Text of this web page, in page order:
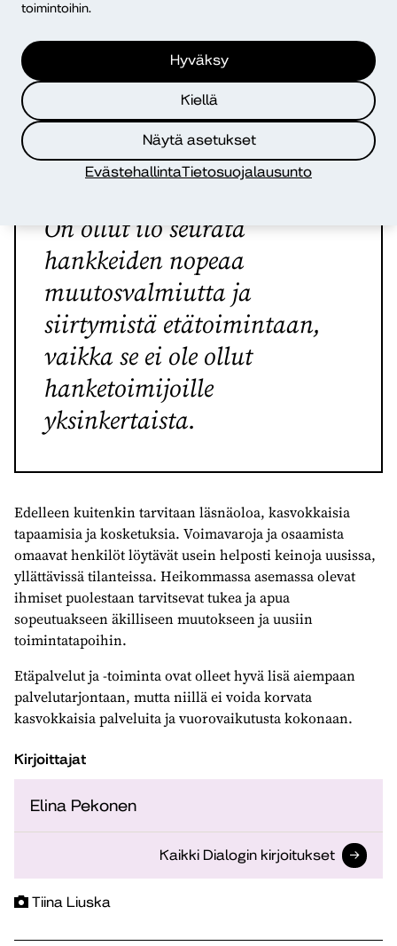
toimintoihin.
Hyväksy
Kiellä
Näytä asetukset
EvästehallintaTietosuojalausunto
Useat etätyöskentelykäytännöt jäävät elämään
koronaepidemian jälkeen ja ovat jo näin lyhyelläkin
aikaperspektiivillä tarkasteltuna juurtuneita käytäntöjä.
Kehittämistyön myötä hankkeissa tarjotaan uusia
toimintaympäristöjä kohdennetusti, tuetaan ihmisten
arkea ja vahvistetaan osallisuutta.
On ollut ilo seurata
hankkeiden nopeaa
muutosvalmiutta ja
siirtymistä etätoimintaan,
vaikka se ei ole ollut
hanketoimijoille
yksinkertaista.
Edelleen kuitenkin tarvitaan läsnäoloa, kasvokkaisia
tapaamisia ja kosketuksia. Voimavaroja ja osaamista
omaavat henkilöt löytävät usein helposti keinoja uusissa,
yllättävissä tilanteissa. Heikommassa asemassa olevat
ihmiset puolestaan tarvitsevat tukea ja apua
sopeutuakseen äkilliseen muutokseen ja uusiin
toimintatapoihin.
Etäpalvelut ja -toiminta ovat olleet hyvä lisä aiempaan
palvelutarjontaan, mutta niillä ei voida korvata
kasvokkaisia palveluita ja vuorovaikutusta kokonaan.
Kirjoittajat
Elina Pekonen
Kaikki Dialogin kirjoitukset
Tiina Liuska